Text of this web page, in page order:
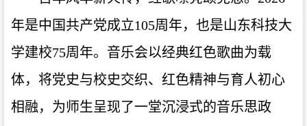
年是中国共产党成立105周年，也是山东科技大
学建校75周年。音乐会以经典红色歌曲为载
体，将党史与校史交织、红色精神与育人初心
相融，为师生呈现了一堂沉浸式的音乐思政